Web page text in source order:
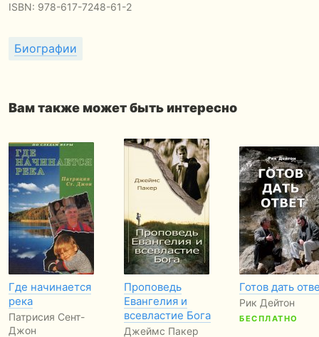
ISBN: 978-617-7248-61-2
Биографии
Вам также может быть интересно
Где начинается
река
Патрисия Сент-
Джон
Проповедь
Евангелия и
всевластие Бога
Джеймс Пакер
Готов дать
Рик Дейтон
БЕСПЛАТНО